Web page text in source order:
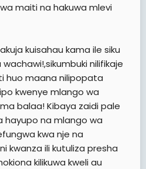
maiti na hakuwa mlevi
kuisahau kama ile siku
nilifikaje
huo maana nilipopata
kwenye mlango wa
balaa! Kibaya zaidi pale
hayupo na mlango wa
kwa nje na
kwanza ili kutuliza presha
kilikuwa kweli au